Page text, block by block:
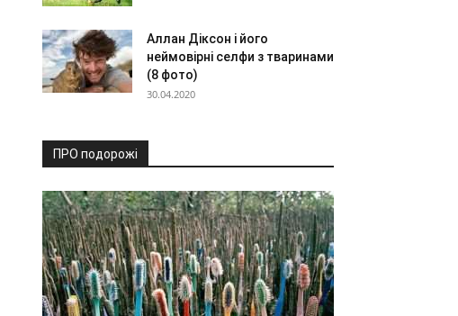
Аллан Діксон і його
неймовірні селфи з тваринами
(8 фото)
30.04.2020
ПРО подорожі